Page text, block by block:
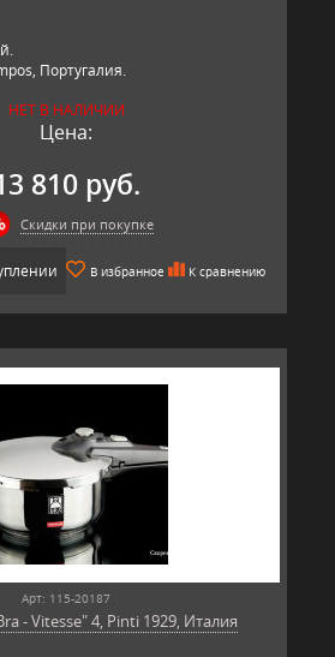
Португалия.
НЕТ В НАЛИЧИИ
Цена:
810 руб.
Скидки при покупке
В избранное К сравнению
Арт: 115-20187
- Vitesse" 4, Pinti 1929, Италия